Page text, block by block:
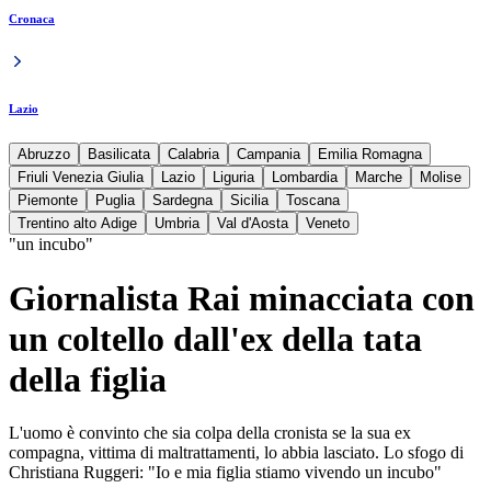
Cronaca
Lazio
Abruzzo Basilicata Calabria Campania
Emilia Romagna
Friuli Venezia Giulia
Lazio Liguria Lombardia Marche
Molise
Piemonte
Puglia Sardegna Sicilia
Toscana
Trentino alto Adige
Umbria Val d'Aosta Veneto
"un incubo"
Giornalista Rai minacciata con
un coltello dall'ex della tata
della figlia
L'uomo è convinto che sia colpa della cronista se la sua ex
compagna, vittima di maltrattamenti, lo abbia lasciato. Lo sfogo di
Christiana Ruggeri: "Io e mia figlia stiamo vivendo un incubo"